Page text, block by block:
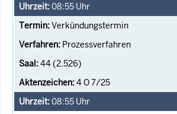
08:55 Uhr
Verkündungstermin
Prozessverfahren
44 (2.526)
4 O 7/25
08:55 Uhr